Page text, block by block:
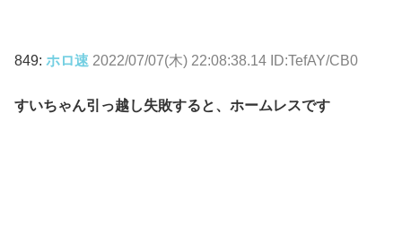
849: ホロ速 2022/07/07(木) 22:08:38.14 ID:TefAY/CB0
すいちゃん引っ越し失敗すると、ホームレスです